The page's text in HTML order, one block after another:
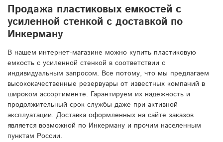
Продажа пластиковых емкостей с
усиленной стенкой с доставкой по
Инкерману
В нашем интернет-магазине можно купить пластиковую
емкость с усиленной стенкой в соответствии с
индивидуальным запросом. Все потому, что мы предлагаем
высококачественные резервуары от известных компаний в
широком ассортименте. Гарантируем их надежность и
продолжительный срок службы даже при активной
эксплуатации. Доставка оформленных на сайте заказов
является возможной по Инкерману и прочим населенным
пунктам России.